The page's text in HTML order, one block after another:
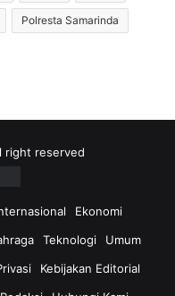
Polresta Samarinda
right reserved
Ekonomi
Teknologi
Umum
Kebijakan Editorial